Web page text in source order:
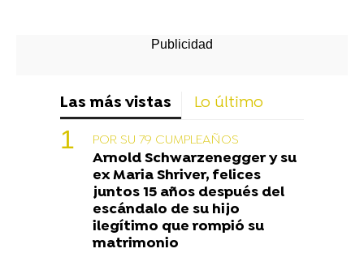
Las más vistas Lo último
POR SU 79 CUMPLEAÑOS
Arnold Schwarzenegger y su
ex Maria Shriver, felices
juntos 15 años después del
escándalo de su hijo
ilegítimo que rompió su
matrimonio